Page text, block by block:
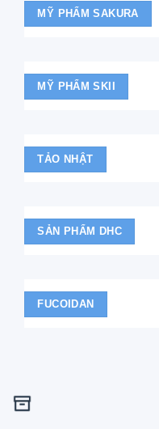
MỸ PHẨM SAKURA
MỸ PHẨM SKII
TẢO NHẬT
SẢN PHẨM DHC
FUCOIDAN